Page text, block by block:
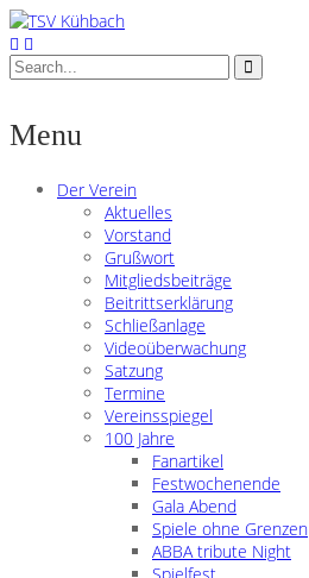
Menu
Der Verein
Aktuelles
Vorstand
Grußwort
Mitgliedsbeiträge
Beitrittserklärung
Schließanlage
Videoüberwachung
Satzung
Termine
Vereinsspiegel
100 Jahre
Fanartikel
Festwochenende
Gala Abend
Spiele ohne Grenzen
ABBA tribute Night